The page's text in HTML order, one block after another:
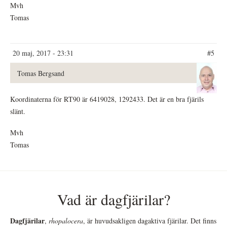
Mvh
Tomas
20 maj, 2017 - 23:31 #5
Tomas Bergsand
Koordinaterna för RT90 är 6419028, 1292433. Det är en bra fjärils
slänt.
Mvh
Tomas
Vad är dagfjärilar?
Dagfjärilar, rhopalocera, är huvudsakligen dagaktiva fjärilar. Det finns